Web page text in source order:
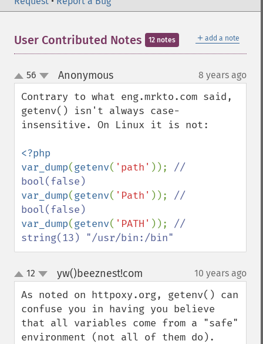
＋ add a note
User Contributed Notes 12 notes
up
down
56 Anonymous¶ 8 years ago
Contrary to what eng.mrkto.com said,
getenv() isn't always case-
insensitive. On Linux it is not:
<?php
var_dump(getenv( 'path' )); //
var_dump(getenv( 'Path' )); //
var_dump(getenv( 'PATH' )); //
string(13) "/usr/bin:/bin"
up
down
12 yw()beeznest!com 10 years ago
As noted on httpoxy.org, getenv() can
confuse you in having you believe
that all variables come from a "safe"
environment (not all of them do).